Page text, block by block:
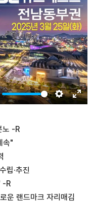
Settings
노 -R
속"
립·추진
-R
운 랜드마크 자리매김